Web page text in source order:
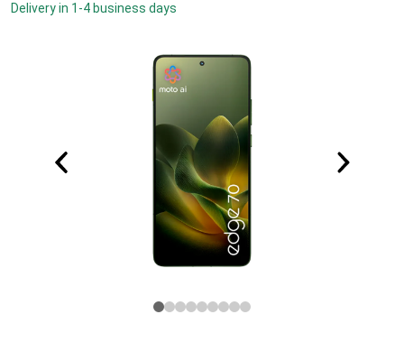
Delivery in 1-4 business days